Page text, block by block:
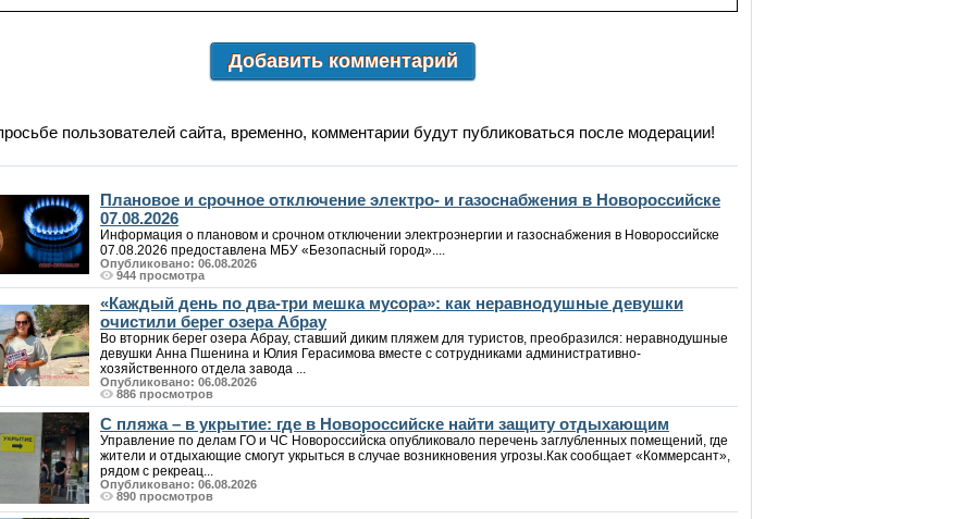
Добавить комментарий
пользователей сайта, временно, комментарии будут публиковаться после модерации!
Плановое и срочное отключение электро- и газоснабжения в Новороссийске
07.08.2026
Информация о плановом и срочном отключении электроэнергии и газоснабжения в Новороссийске
07.08.2026 предоставлена МБУ «Безопасный город»....
Опубликовано: 06.08.2026
944 просмотра
«Каждый день по два-три мешка мусора»: как неравнодушные девушки
очистили берег озера Абрау
Во вторник берег озера Абрау, ставший диким пляжем для туристов, преобразился: неравнодушные
девушки Анна Пшенина и Юлия Герасимова вместе с сотрудниками административно-
хозяйственного отдела завода ...
Опубликовано: 06.08.2026
886 просмотров
С пляжа – в укрытие: где в Новороссийске найти защиту отдыхающим
Управление по делам ГО и ЧС Новороссийска опубликовало перечень заглубленных помещений, где
жители и отдыхающие смогут укрыться в случае возникновения угрозы.Как сообщает «Коммерсант»,
рядом с рекреац...
Опубликовано: 06.08.2026
890 просмотров